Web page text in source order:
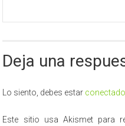
Deja una
Lo siento, debes estar conectado
Este sitio usa Akismet para